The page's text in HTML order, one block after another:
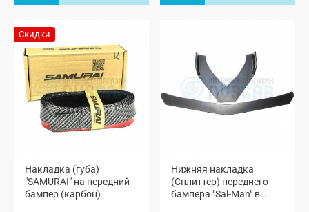
Скидки
Накладка (губа)
"SAMURAI" на передний
бампер (карбон)
Нижняя накладка
(Сплиттер) переднего
бампера "Sal-Man" в